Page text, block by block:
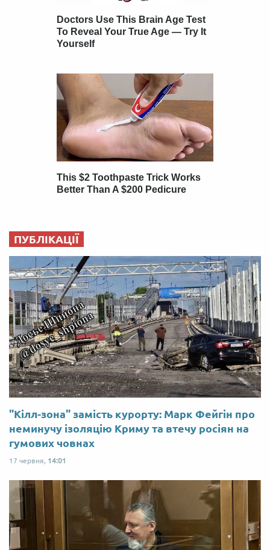
ПУБЛІКАЦІЇ
"Кілл-зона" замість курорту: Марк Фейгін про
неминучу ізоляцію Криму та втечу росіян на
гумових човнах
17 червня, 14:01